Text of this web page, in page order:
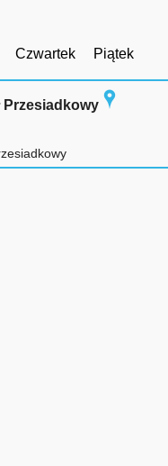
Czwartek Piątek
Przesiadkowy